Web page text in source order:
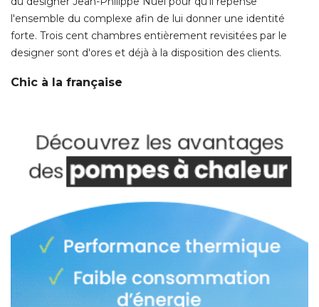
l'ensemble du complexe afin de lui donner une identité
forte. Trois cent chambres entièrement revisitées par le
designer sont d'ores et déjà à la disposition des clients.
Chic à la française